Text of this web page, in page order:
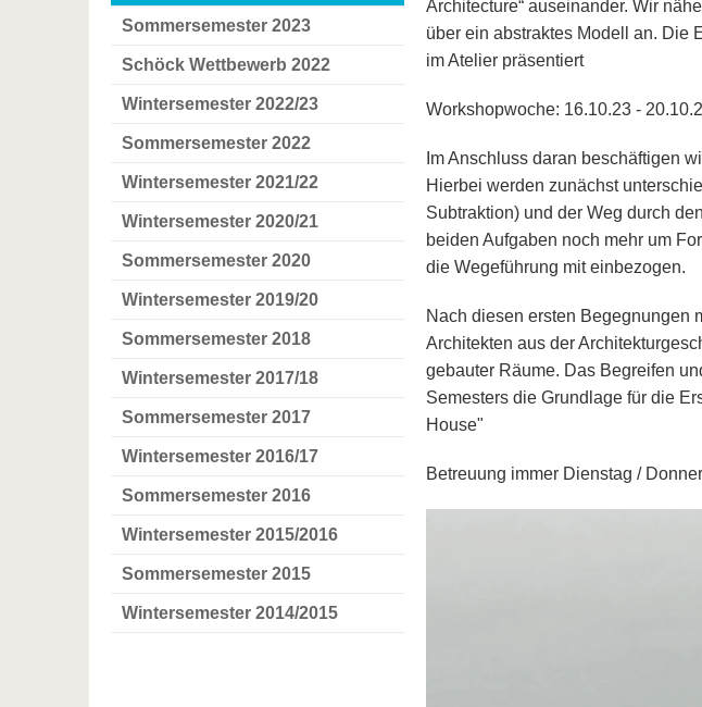
Sommersemester 2023
Schöck Wettbewerb 2022
Wintersemester 2022/23
Sommersemester 2022
Wintersemester 2021/22
Wintersemester 2020/21
Sommersemester 2020
Wintersemester 2019/20
Sommersemester 2018
Wintersemester 2017/18
Sommersemester 2017
Wintersemester 2016/17
Sommersemester 2016
Wintersemester 2015/2016
Sommersemester 2015
Wintersemester 2014/2015
Architecture“ auseinander. Wir
über ein abstraktes Modell an. Die
im Atelier präsentiert
Workshopwoche: 16.10.23 -
Im Anschluss daran beschäftigen
Hierbei werden zunächst
Subtraktion) und der Weg durch
beiden Aufgaben noch mehr um
die Wegeführung mit einbezogen.
Nach diesen ersten Begegnungen
Architekten aus der
gebauter Räume. Das Begreifen
Semesters die Grundlage für die
House"
Betreuung immer Dienstag /